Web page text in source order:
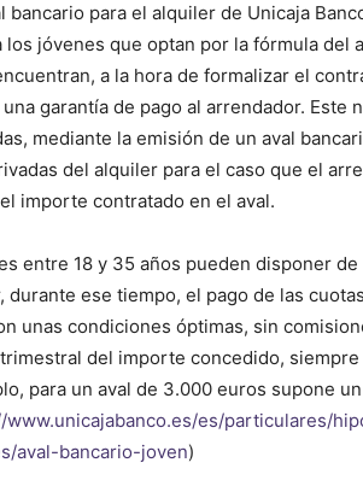
bancario para el alquiler de Unicaja
los jóvenes que optan por la fórmula
a la hora de formalizar el
garantía de pago al arrendador. Este
mediante la emisión de un aval
del alquiler para el caso que el
importe contratado en el aval.
entre 18 y 35 años pueden disponer
durante ese tiempo, el pago de las
unas condiciones óptimas, sin
del importe concedido,
para un aval de 3.000 euros supone
www.unicajabanco.es/es/particulares/
aval-bancario-joven)